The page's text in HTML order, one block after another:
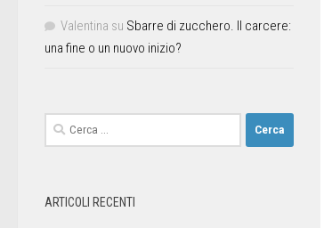
Valentina su Sbarre di zucchero. Il carcere:
una fine o un nuovo inizio?
ARTICOLI RECENTI